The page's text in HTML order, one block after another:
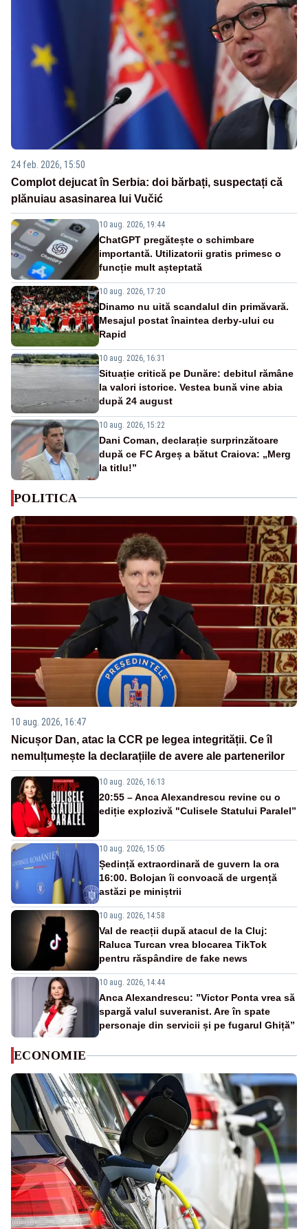
24 feb. 2026, 15:50
Complot dejucat în Serbia: doi bărbați, suspectați că
plănuiau asasinarea lui Vučić
10 aug. 2026, 19:44
ChatGPT pregătește o schimbare
importantă. Utilizatorii gratis primesc o
funcție mult așteptată
10 aug. 2026, 17:20
Dinamo nu uită scandalul din primăvară.
Mesajul postat înaintea derby-ului cu
Rapid
10 aug. 2026, 16:31
Situație critică pe Dunăre: debitul rămâne
la valori istorice. Vestea bună vine abia
după 24 august
10 aug. 2026, 15:22
Dani Coman, declarație surprinzătoare
după ce FC Argeș a bătut Craiova: „Merg
la titlu!”
POLITICA
10 aug. 2026, 16:47
Nicușor Dan, atac la CCR pe legea integrității. Ce îl
nemulțumește la declarațiile de avere ale partenerilor
10 aug. 2026, 16:13
20:55 – Anca Alexandrescu revine cu o
ediție explozivă "Culisele Statului Paralel”
10 aug. 2026, 15:05
Ședință extraordinară de guvern la ora
16:00. Bolojan îi convoacă de urgență
astăzi pe miniștrii
10 aug. 2026, 14:58
Val de reacții după atacul de la Cluj:
Raluca Turcan vrea blocarea TikTok
pentru răspândire de fake news
10 aug. 2026, 14:44
Anca Alexandrescu: ”Victor Ponta vrea să
spargă valul suveranist. Are în spate
personaje din servicii și pe fugarul Ghiță”
ECONOMIE